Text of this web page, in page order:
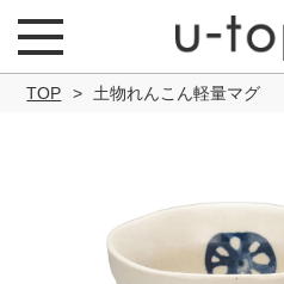
TOP 土物れんこん軽量マグ